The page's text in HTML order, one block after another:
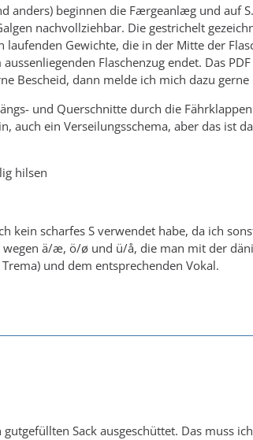
anders) beginnen die Færgeanlæg und auf
nachvollziehbar. Die gestrichelt
Gewichte, die in der Mitte der
Flaschenzug endet. Das
Bescheid, dann melde ich mich dazu
und Querschnitte durch die
auch ein Verseilungsschema, aber das ist
hilsen
kein scharfes S verwendet habe, da ich
ä/æ, ö/ø und ü/å, die man mit der
und dem entsprechenden Vokal.
Sack ausgeschüttet. Das muss